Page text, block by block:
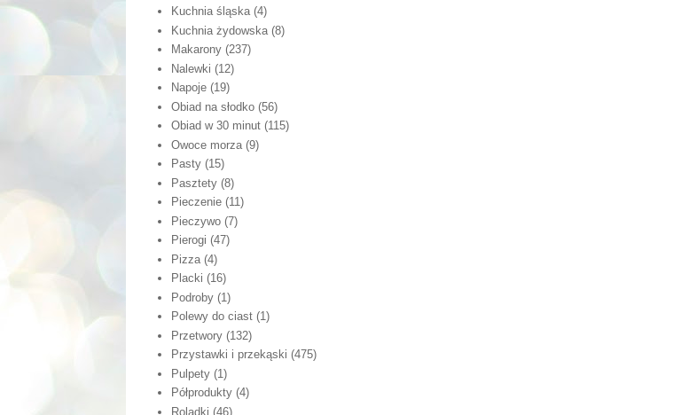
Kuchnia śląska (4)
Kuchnia żydowska (8)
Makarony (237)
Nalewki (12)
Napoje (19)
Obiad na słodko (56)
Obiad w 30 minut (115)
Owoce morza (9)
Pasty (15)
Pasztety (8)
Pieczenie (11)
Pieczywo (7)
Pierogi (47)
Pizza (4)
Placki (16)
Podroby (1)
Polewy do ciast (1)
Przetwory (132)
Przystawki i przekąski (475)
Pulpety (1)
Półprodukty (4)
Roladki (46)